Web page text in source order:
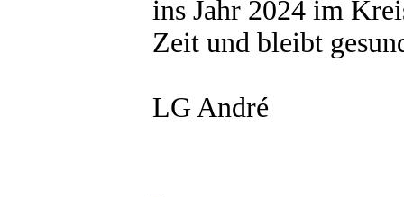
ins Jahr 2024 im
Zeit und bleibt
LG André